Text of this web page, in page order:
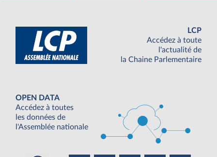
LCP
Accédez à toute
l'actualité de
la Chaine Parlementaire
OPEN DATA
Accédez à toutes
les données de
l'Assemblée nationale